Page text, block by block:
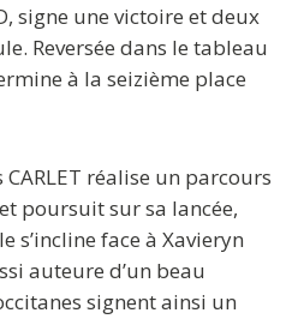
signe une victoire et deux
Reversée dans le tableau
à la seizième place
CARLET réalise un parcours
poursuit sur sa lancée,
s’incline face à Xavieryn
auteure d’un beau
signent ainsi un